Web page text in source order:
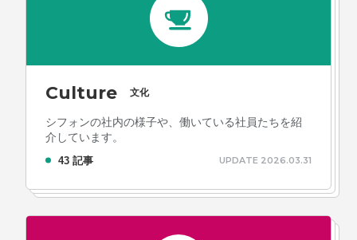
Culture 文化
シフォンの社内の様子や、働いている社員たちを紹
介しています。
43 記事 UPDATE 2026.03.31